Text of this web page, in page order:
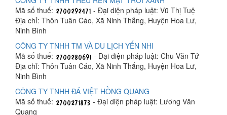
Mã số thuế:
- Đại diện pháp luật: Vũ Thị Tuệ
Địa chỉ: Thôn Tuân Cáo, Xã Ninh Thắng, Huyện Hoa Lư,
Ninh Bình
CÔNG TY TNHH TM VÀ DU LỊCH YẾN NHI
Mã số thuế:
- Đại diện pháp luật: Chu Văn Tứ
Địa chỉ: Thôn Tuân Cáo, Xã Ninh Thắng, Huyện Hoa Lư,
Ninh Bình
CÔNG TY TNHH ĐÁ VIỆT HỒNG QUANG
Mã số thuế:
- Đại diện pháp luật: Lương Văn
Quang